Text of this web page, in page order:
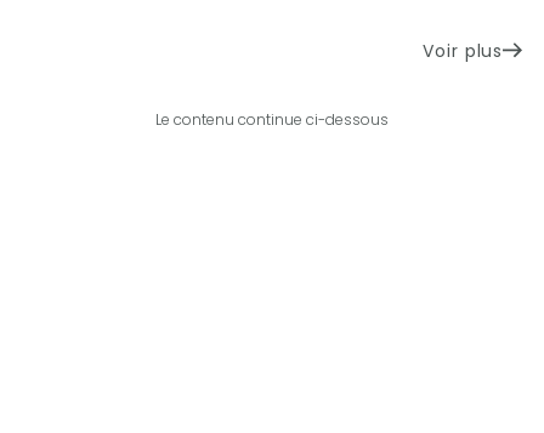
Voir plus
Le contenu continue ci-dessous